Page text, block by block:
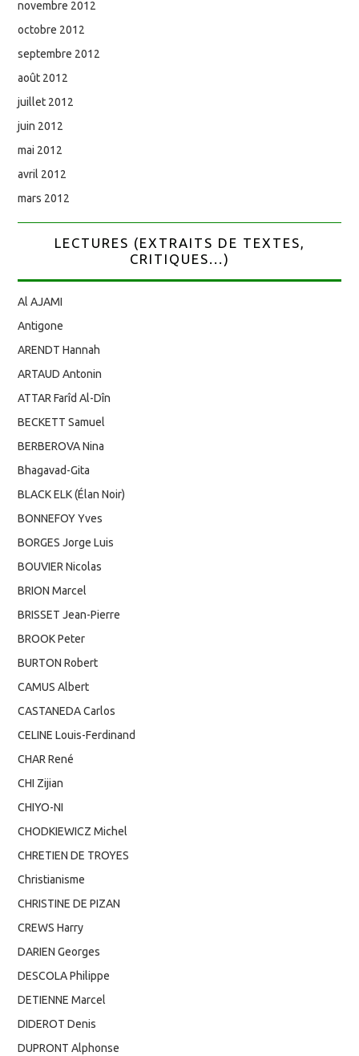
novembre 2012
octobre 2012
septembre 2012
août 2012
juillet 2012
juin 2012
mai 2012
avril 2012
mars 2012
LECTURES (EXTRAITS DE TEXTES,
CRITIQUES...)
Al AJAMI
Antigone
ARENDT Hannah
ARTAUD Antonin
ATTAR Farîd Al-Dîn
BECKETT Samuel
BERBEROVA Nina
Bhagavad-Gita
BLACK ELK (Élan Noir)
BONNEFOY Yves
BORGES Jorge Luis
BOUVIER Nicolas
BRION Marcel
BRISSET Jean-Pierre
BROOK Peter
BURTON Robert
CAMUS Albert
CASTANEDA Carlos
CELINE Louis-Ferdinand
CHAR René
CHI Zijian
CHIYO-NI
CHODKIEWICZ Michel
CHRETIEN DE TROYES
Christianisme
CHRISTINE DE PIZAN
CREWS Harry
DARIEN Georges
DESCOLA Philippe
DETIENNE Marcel
DIDEROT Denis
DUPRONT Alphonse